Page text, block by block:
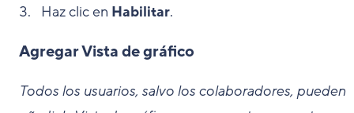
Haz clic en Habilitar.
Agregar Vista de gráfico
Todos los usuarios, salvo los colaboradores, pueden